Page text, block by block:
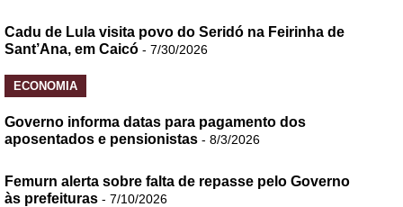
Cadu de Lula visita povo do Seridó na Feirinha de
Sant’Ana, em Caicó - 7/30/2026
ECONOMIA
Governo informa datas para pagamento dos
aposentados e pensionistas - 8/3/2026
Femurn alerta sobre falta de repasse pelo Governo
às prefeituras - 7/10/2026